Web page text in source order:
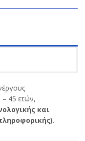
– 45 ετών,
και
.